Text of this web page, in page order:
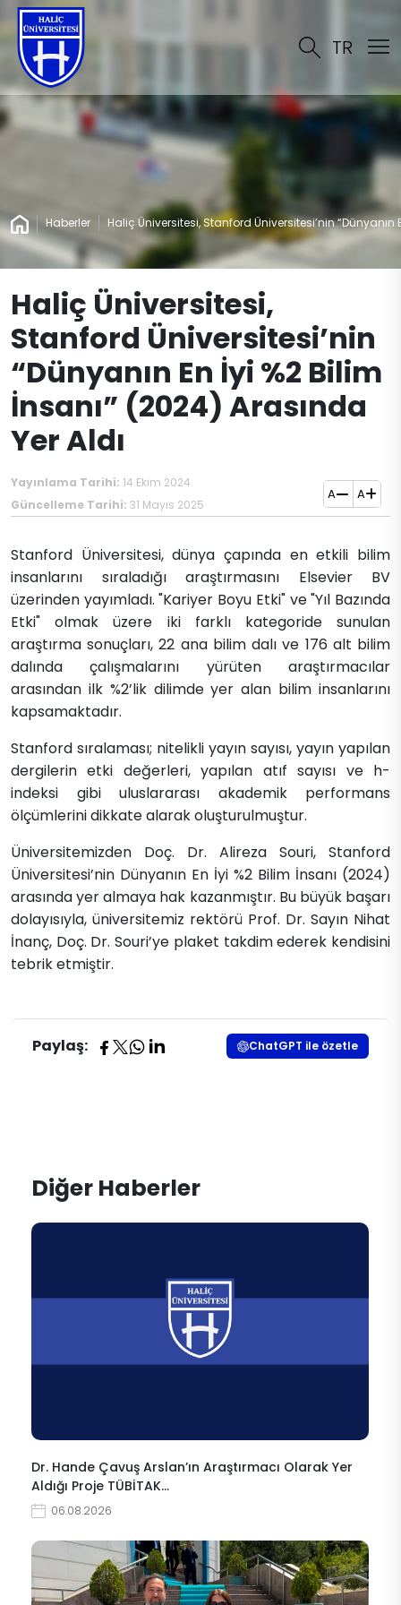
TR
Haberler Haliç Üniversitesi, Stanford Üniversitesi’nin “Dünyanın
Haliç Üniversitesi,
Stanford Üniversitesi’nin
“Dünyanın En İyi %2 Bilim
İnsanı” (2024) Arasında
Yer Aldı
Yayınlama Tarihi: 14 Ekim 2024
Güncelleme Tarihi: 31 Mayıs 2025
A A
​Stanford Üniversitesi, dünya çapında en etkili bilim
insanlarını sıraladığı araştırmasını Elsevier BV
üzerinden yayımladı. "Kariyer Boyu Etki" ve "Yıl Bazında
Etki" olmak üzere iki farklı kategoride sunulan
araştırma sonuçları, 22 ana bilim dalı ve 176 alt bilim
dalında çalışmalarını yürüten araştırmacılar
arasından ilk %2’lik dilimde yer alan bilim insanlarını
kapsamaktadır.
Stanford sıralaması; nitelikli yayın sayısı, yayın yapılan
dergilerin etki değerleri, yapılan atıf sayısı ve h-
indeksi gibi uluslararası akademik performans
ölçümlerini dikkate alarak oluşturulmuştur.
Üniversitemizden Doç. Dr. Alireza Souri, Stanford
Üniversitesi’nin Dünyanın En İyi %2 Bilim İnsanı (2024)
arasında yer almaya hak kazanmıştır. Bu büyük başarı
dolayısıyla, üniversitemiz rektörü Prof. Dr. Sayın Nihat
İnanç, Doç. Dr. Souri’ye plaket takdim ederek kendisini
tebrik etmiştir.​
Paylaş: ChatGPT ile özetle
Diğer Haberler
Dr. Hande Çavuş Arslan’ın Araştırmacı Olarak Yer
Aldığı Proje TÜBİTAK…
06.08.2026